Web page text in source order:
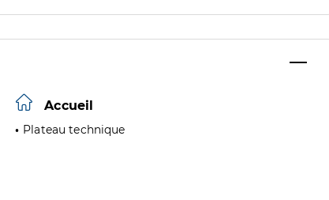
Accueil
Plateau technique